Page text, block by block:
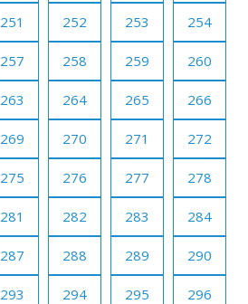
251 252 253 254
257 258 259 260
263 264 265 266
269 270 271 272
275 276 277 278
281 282 283 284
287 288 289 290
293 294 295 296